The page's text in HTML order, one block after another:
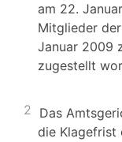
am 22.
Mitglieder
Januar 2009
zugestellt
2 Das
die Klagefrist